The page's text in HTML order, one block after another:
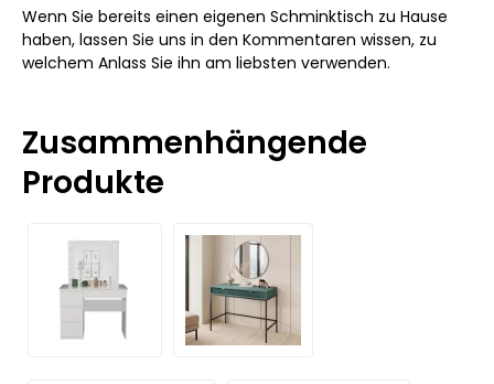
Wenn Sie bereits einen eigenen Schminktisch zu Hause
haben, lassen Sie uns in den Kommentaren wissen, zu
welchem Anlass Sie ihn am liebsten verwenden.
Zusammenhängende
Produkte